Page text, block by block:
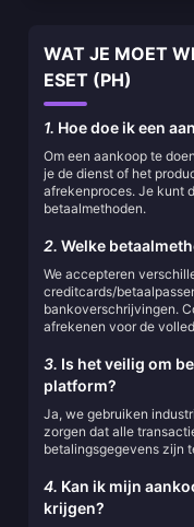
WAT JE MOET
ESET (PH)
1. Hoe doe ik een
Om een aankoop te
je de dienst of het
afrekenproces. Je kunt
betaalmethoden.
2. Welke
We accepteren
creditcards/
bankoverschrijvingen.
afrekenen voor de
3. Is het veilig om
platform?
Ja, we gebruiken
zorgen dat alle
betalingsgegevens zijn
4. Kan ik mijn
krijgen?